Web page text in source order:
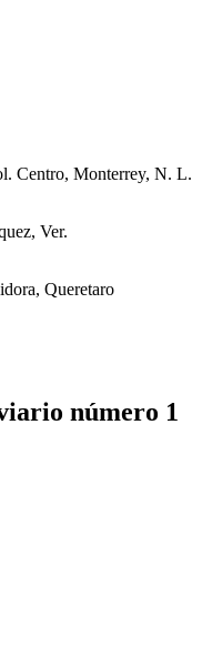
Centro, Monterrey, N. L.
Ver.
Queretaro
número 1